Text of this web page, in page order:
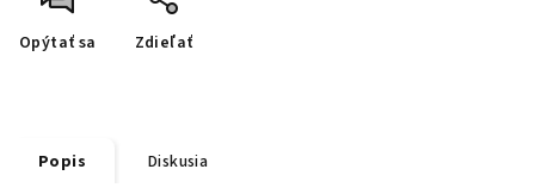
Opýtať sa Zdieľať
Popis Diskusia